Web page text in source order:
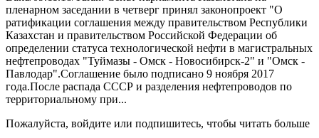
пленарном заседании в четверг принял законопроект "О
ратификации соглашения между правительством Республики
Казахстан и правительством Российской Федерации об
определении статуса технологической нефти в магистральных
нефтепроводах "Туймазы - Омск - Новосибирск-2" и "Омск -
Павлодар".Соглашение было подписано 9 ноября 2017
года.После распада СССР и разделения нефтепроводов по
территориальному при...
Пожалуйста, войдите или подпишитесь, чтобы читать больше